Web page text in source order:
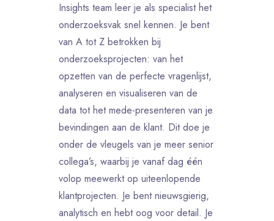
Insights team leer je als specialist het
onderzoeksvak snel kennen. Je bent
van A tot Z betrokken bij
onderzoeksprojecten: van het
opzetten van de perfecte vragenlijst,
analyseren en visualiseren van de
data tot het mede-presenteren van je
bevindingen aan de klant. Dit doe je
onder de vleugels van je meer senior
collega’s, waarbij je vanaf dag één
volop meewerkt op uiteenlopende
klantprojecten. Je bent nieuwsgierig,
analytisch en hebt oog voor detail. Je